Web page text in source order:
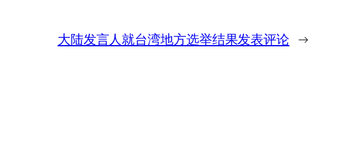
大陆发言人就台湾地方选举结果发表评论 →